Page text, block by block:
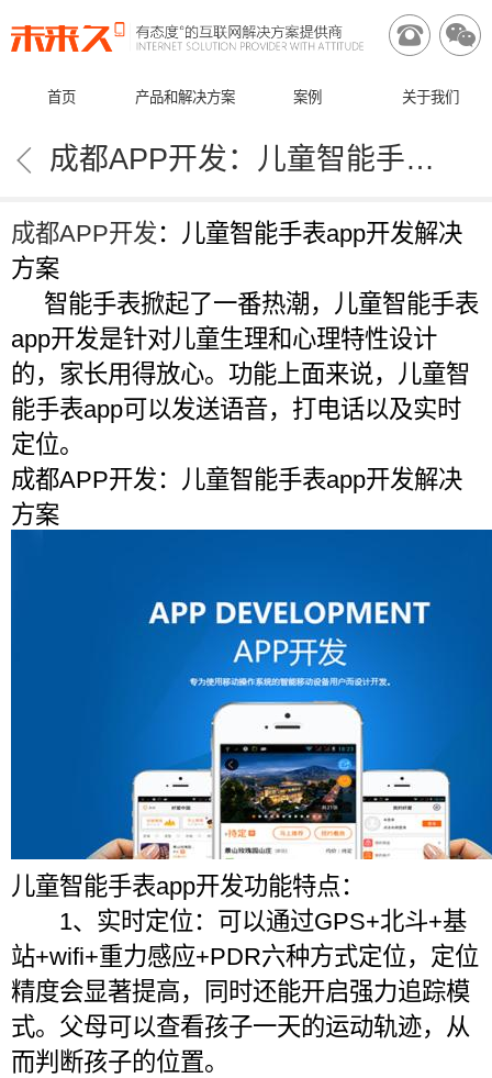
 
首页 产品和解决方案 案例 关于我们
 成都APP开发：儿童智能手表app开发解决方案
成都APP开发 ：儿童智能手表app开发解决
方案
智能手表掀起了一番热潮，儿童智能手表
app开发是针对儿童生理和心理特性设计
的，家长用得放心。功能上面来说，儿童智
能手表app可以发送语音，打电话以及实时
定位。
成都APP开发：儿童智能手表app开发解决
方案
儿童智能手表app开发功能特点：
1、实时定位：可以通过GPS+北斗+基
站+wifi+重力感应+PDR六种方式定位，定位
精度会显著提高，同时还能开启强力追踪模
式。父母可以查看孩子一天的运动轨迹，从
而判断孩子的位置。